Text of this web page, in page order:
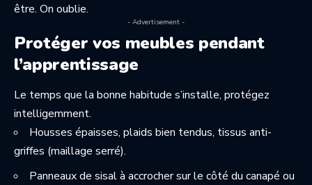
être. On oublie.
- Advertisement -
Protéger vos meubles pendant
l’apprentissage
Le temps que la bonne habitude s’installe, protégez
intelligemment.
Housses épaisses, plaids bien tendus, tissus anti-
griffes (maillage serré).
Panneaux de sisal à accrocher sur le côté du canapé ou